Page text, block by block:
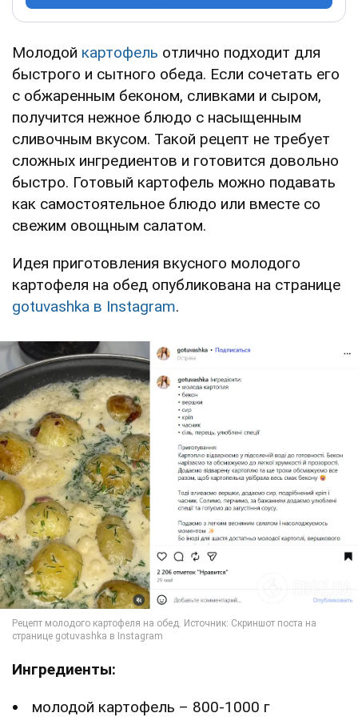
Молодой картофель отлично подходит для
быстрого и сытного обеда. Если сочетать его
с обжаренным беконом, сливками и сыром,
получится нежное блюдо с насыщенным
сливочным вкусом. Такой рецепт не требует
сложных ингредиентов и готовится довольно
быстро. Готовый картофель можно подавать
как самостоятельное блюдо или вместе со
свежим овощным салатом.
Идея приготовления вкусного молодого
картофеля на обед опубликована на странице
gotuvashka в Instagram.
Ингредиенты:
молодой картофель – 800-1000 г